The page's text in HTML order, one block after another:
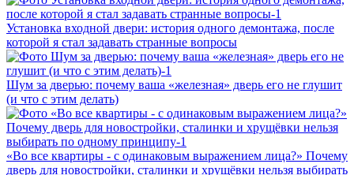
Установка входной двери: история одного демонтажа, после
которой я стал задавать странные вопросы
Шум за дверью: почему ваша «железная» дверь его не глушит
(и что с этим делать)
«Во все квартиры - с одинаковым выражением лица?» Почему
дверь для новостройки, сталинки и хрущёвки нельзя выбирать